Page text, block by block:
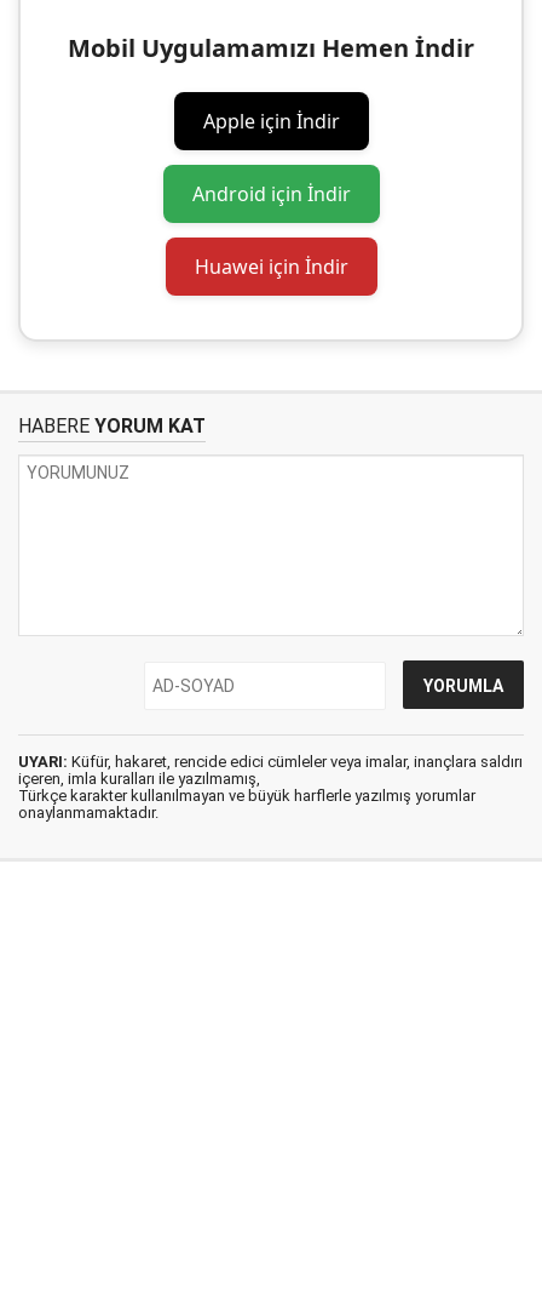
Mobil Uygulamamızı Hemen İndir
Apple için İndir
Android için İndir
Huawei için İndir
HABERE YORUM KAT
UYARI: Küfür, hakaret, rencide edici cümleler veya imalar, inançlara saldırı
içeren, imla kuralları ile yazılmamış,
Türkçe karakter kullanılmayan ve büyük harflerle yazılmış yorumlar
onaylanmamaktadır.